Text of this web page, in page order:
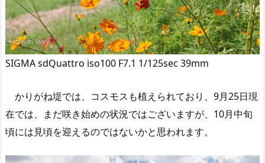
SIGMA sdQuattro iso100 F7.1 1/125sec 39mm
かりがね堤では、コスモスも植えられており、9月25日現
在では、まだ咲き始めの状況ではございますが、10月中旬
頃には見頃を迎えるのではないかと思われます。